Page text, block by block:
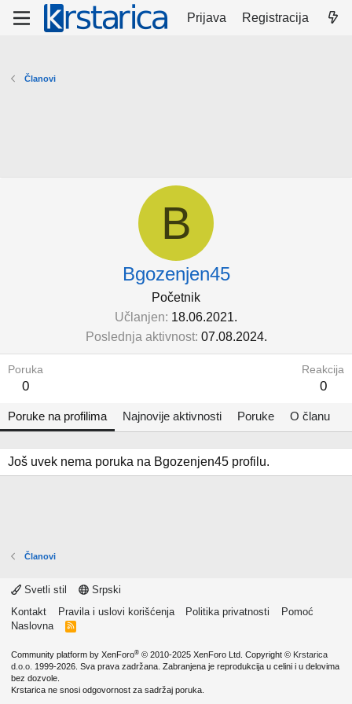
Prijava Registracija
Članovi
B
Bgozenjen45
Početnik
Učlanjen 18.06.2021.
Poslednja aktivnost 07.08.2024.
Poruka
0
Reakcija
0
Poruke na profilima Najnovije aktivnosti Poruke O članu
Još uvek nema poruka na Bgozenjen45 profilu.
Članovi
Svetli stil
Srpski
Kontakt
Pravila i uslovi korišćenja Politika privatnosti
Pomoć
Naslovna
R
Community platform by XenForo® © 2010-2025 XenForo Ltd. Copyright © Krstarica
d.o.o. 1999-2026. Sva prava zadržana. Zabranjena je reprodukcija u celini i u delovima
bez dozvole.
Krstarica ne snosi odgovornost za sadržaj poruka.